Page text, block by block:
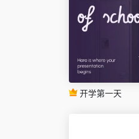
开学第一天